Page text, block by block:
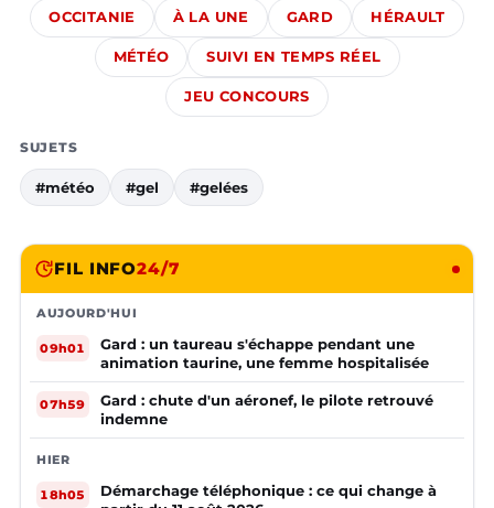
OCCITANIE À LA UNE GARD HÉRAULT
MÉTÉO SUIVI EN TEMPS RÉEL
JEU CONCOURS
SUJETS
#météo #gel #gelées
FIL INFO24/7
AUJOURD'HUI
09h01
Gard : un taureau s'échappe pendant une
animation taurine, une femme hospitalisée
07h59
Gard : chute d'un aéronef, le pilote retrouvé
indemne
HIER
18h05
Démarchage téléphonique : ce qui change à